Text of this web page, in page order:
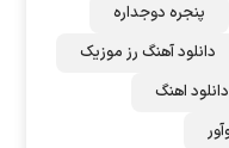
پنجره دوجداره
دانلود آهنگ رز‌ موزیک
دانلود اهنگ